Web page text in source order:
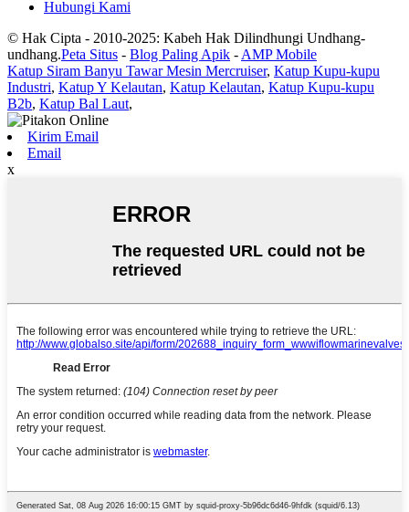
Hubungi Kami
© Hak Cipta - 2010-2025: Kabeh Hak Dilindhungi Undhang-
undhang.Peta Situs - Blog Paling Apik -AMP Mobile
Katup Siram Banyu Tawar Mesin Mercruiser, Katup Kupu-kupu
Industri, Katup Y Kelautan, Katup Kelautan, Katup Kupu-kupu
B2b, Katup Bal Laut,
Kirim Email
Email
x